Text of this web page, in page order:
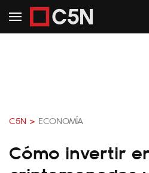
C5N > ECONOMÍA
Cómo invertir